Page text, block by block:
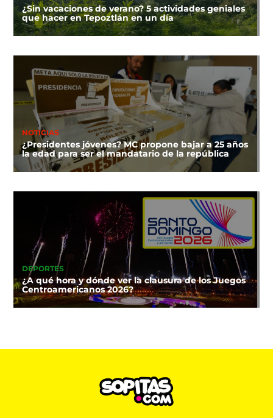
¿Sin vacaciones de verano? 5 actividades geniales
que hacer en Tepoztlán en un día
NOTICIAS
¿Presidentes jóvenes? MC propone bajar a 25 años
la edad para ser el mandatario de la república
DEPORTES
¿A qué hora y dónde ver la clausura de los Juegos
Centroamericanos 2026?